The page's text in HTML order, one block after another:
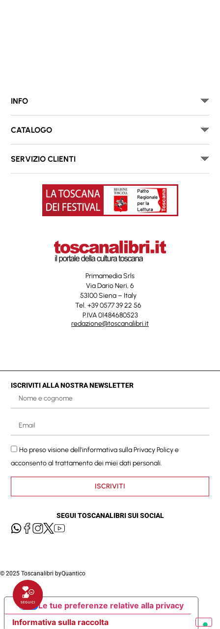
INFO
CATALOGO
SERVIZIO CLIENTI
Primamedia Srls
Via Dario Neri, 6
53100 Siena – Italy
Tel. +39 0577 39 22 56
P.IVA 01484680523
redazione@toscanalibri.it
ISCRIVITI ALLA NOSTRA NEWSLETTER
Ho preso visione dell'informativa sullaPrivacy Policye
acconsento al trattamento dei miei dati personali.
ISCRIVITI
SEGUI TOSCANALIBRI SUI SOCIAL
© 2025 Toscanalibri byQuantico
Informativa sulla raccolta
Le tue preferenze relative alla privacy